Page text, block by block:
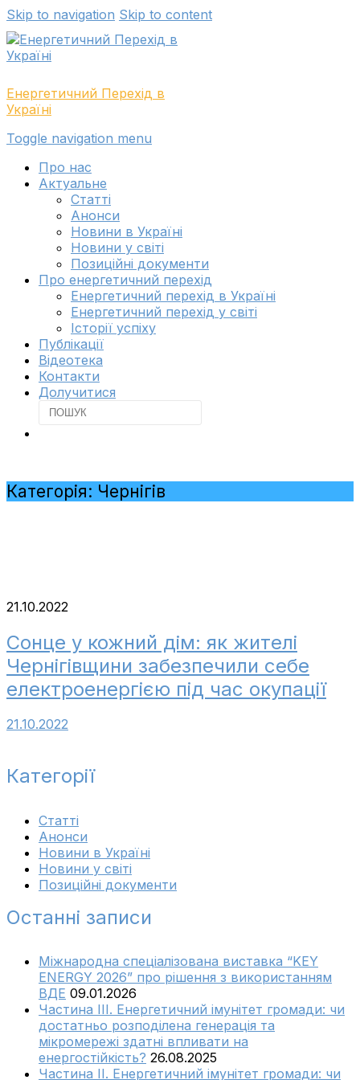
Skip to navigation Skip to content
Енергетичний Перехід в
Україні
Toggle navigation menu
Про нас
Актуальне
Cтатті
Анонси
Новини в Україні
Новини у світі
Позиційні документи
Про енергетичний перехід
Енергетичний перехід в Україні
Енергетичний перехід у світі
Історії успіху
Публікації
Відеотека
Контакти
Долучитися
Категорія: Чернігів
21.10.2022
Сонце у кожний дім: як жителі
Чернігівщини забезпечили себе
електроенергією під час окупації
21.10.2022
Категорії
Cтатті
Анонси
Новини в Україні
Новини у світі
Позиційні документи
Останні записи
Міжнародна спеціалізована виставка “KEY
ENERGY 2026” про рішення з використанням
ВДЕ 09.01.2026
Частина ІІІ. Енергетичний імунітет громади: чи
достатньо розподілена генерація та
мікромережі здатні впливати на
енергостійкість? 26.08.2025
Частина ІІ. Енергетичний імунітет громади: чи